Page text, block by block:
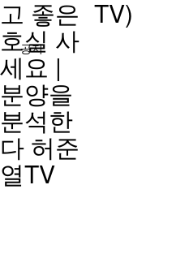
공지
고 좋은
호실 사
세요 |
분양을
분석한
다 허준
열TV
TV)